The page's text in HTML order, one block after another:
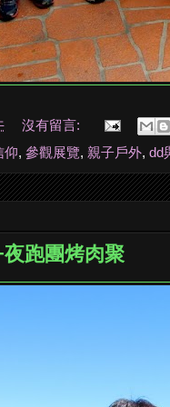
沒有留言:
仰, 參觀展覽, 親子戶外, dd
跑團烤肉聚